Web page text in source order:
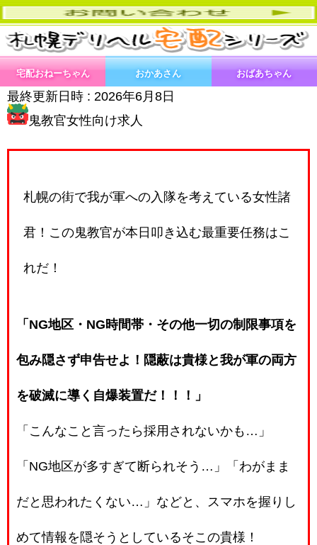
宅配おねーちゃん おかあさん おばあちゃん
最終更新日時 : 2026年6月8日
鬼教官女性向け求人
札幌の街で我が軍への入隊を考えている女性諸
君！この鬼教官が本日叩き込む最重要任務はこ
れだ！
「NG地区・NG時間帯・その他一切の制限事項を
包み隠さず申告せよ！隠蔽は貴様と我が軍の両方
を破滅に導く自爆装置だ！！！」
「こんなこと言ったら採用されないかも…」
「NG地区が多すぎて断られそう…」「わがまま
だと思われたくない…」などと、スマホを握りし
めて情報を隠そうとしているそこの貴様！